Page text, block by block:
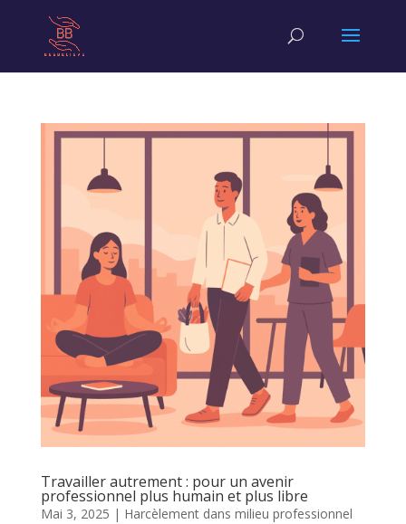
Travailler autrement : pour un avenir
professionnel plus humain et plus libre
Mai 3, 2025 | Harcèlement dans milieu professionnel